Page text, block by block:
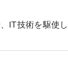
IT技術を駆使